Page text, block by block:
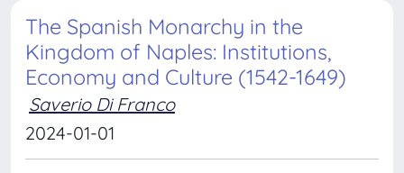
The Spanish Monarchy in the
Kingdom of Naples: Institutions,
Economy and Culture (1542-1649)
Saverio Di Franco
2024-01-01